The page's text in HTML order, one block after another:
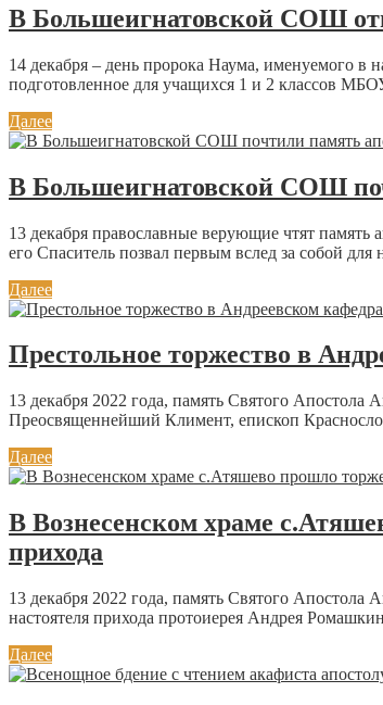
В Большеигнатовской СОШ
14 декабря – день пророка Наума, именуемого в
подготовленное для учащихся 1 и 2 классов
Далее
В Большеигнатовской СОШ
13 декабря православные верующие чтят
его Спаситель позвал первым вслед за собой
Далее
Престольное торжество в
13 декабря 2022 года, память Святого
Преосвященнейший Климент, епископ
Далее
В Вознесенском храме
прихода
13 декабря 2022 года, память Святого Апостола
настоятеля прихода протоиерея Андрея
Далее